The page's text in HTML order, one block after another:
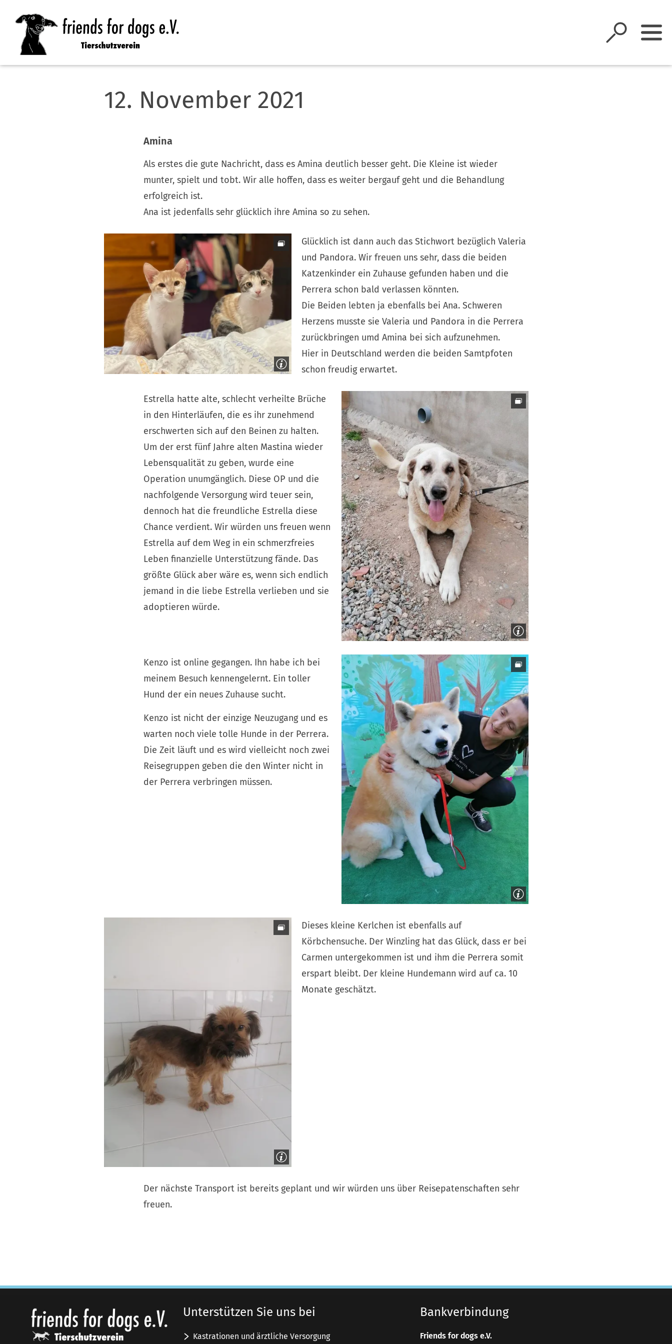
Inhalt anspringen
12. November 2021
Amina
Als erstes die gute Nachricht, dass es Amina deutlich besser geht. Die Kleine ist wieder
munter, spielt und tobt. Wir alle hoffen, dass es weiter bergauf geht und die Behandlung
erfolgreich ist.
Ana ist jedenfalls sehr glücklich ihre Amina so zu sehen.
Glücklich ist dann auch das Stichwort bezüglich Valeria
und Pandora. Wir freuen uns sehr, dass die beiden
Katzenkinder ein Zuhause gefunden haben und die
Perrera schon bald verlassen könnten.
Die Beiden lebten ja ebenfalls bei Ana. Schweren
Herzens musste sie Valeria und Pandora in die Perrera
zurückbringen umd Amina bei sich aufzunehmen.
Hier in Deutschland werden die beiden Samtpfoten
schon freudig erwartet.
Estrella hatte alte, schlecht verheilte Brüche
in den Hinterläufen, die es ihr zunehmend
erschwerten sich auf den Beinen zu halten.
Um der erst fünf Jahre alten Mastina wieder
Lebensqualität zu geben, wurde eine
Operation unumgänglich. Diese OP und die
nachfolgende Versorgung wird teuer sein,
dennoch hat die freundliche Estrella diese
Chance verdient. Wir würden uns freuen wenn
Estrella auf dem Weg in ein schmerzfreies
Leben finanzielle Unterstützung fände. Das
größte Glück aber wäre es, wenn sich endlich
jemand in die liebe Estrella verlieben und sie
adoptieren würde.
Kenzo ist online gegangen. Ihn habe ich bei
meinem Besuch kennengelernt. Ein toller
Hund der ein neues Zuhause sucht.
Kenzo ist nicht der einzige Neuzugang und es
warten noch viele tolle Hunde in der Perrera.
Die Zeit läuft und es wird vielleicht noch zwei
Reisegruppen geben die den Winter nicht in
der Perrera verbringen müssen.
Dieses kleine Kerlchen ist ebenfalls auf
Körbchensuche. Der Winzling hat das Glück, dass er bei
Carmen untergekommen ist und ihm die Perrera somit
erspart bleibt. Der kleine Hundemann wird auf ca. 10
Monate geschätzt.
Der nächste Transport ist bereits geplant und wir würden uns über Reisepatenschaften sehr
freuen.
Unterstützen Sie uns bei
Kastrationen und ärztliche Versorgung
Bankverbindung
Friends for dogs e.V.